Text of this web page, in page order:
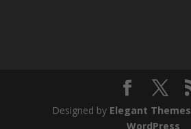
Designed by Elegant Themes
WordPress